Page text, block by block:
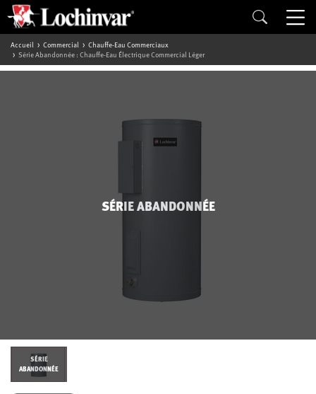
Accueil Commercial
Chauffe-Eau Commerciaux
Série Abandonnée : Chauffe-Eau Électrique Commercial Léger
SÉRIE ABANDONNÉE
SÉRIE
ABANDONNÉE